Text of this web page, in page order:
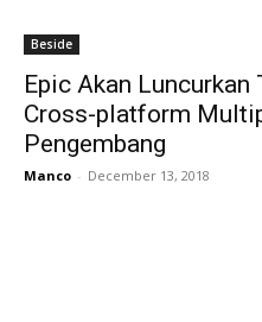
Beside
Epic Akan
Cross-platform
Pengembang
Manco - December 13, 2018